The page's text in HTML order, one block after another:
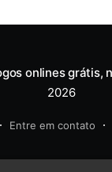
onlines grátis,
2026
Entre em contato